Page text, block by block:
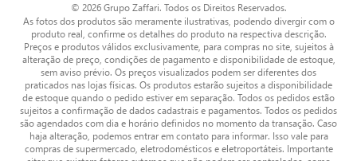
© 2026 Grupo Zaffari. Todos os Direitos Reservados.
As fotos dos produtos são meramente ilustrativas, podendo divergir com o
produto real, confirme os detalhes do produto na respectiva descrição.
Preços e produtos válidos exclusivamente, para compras no site, sujeitos à
alteração de preço, condições de pagamento e disponibilidade de estoque,
sem aviso prévio. Os preços visualizados podem ser diferentes dos
praticados nas lojas físicas. Os produtos estarão sujeitos a disponibilidade
de estoque quando o pedido estiver em separação. Todos os pedidos estão
sujeitos a confirmação de dados cadastrais e pagamentos. Todos os pedidos
são agendados com dia e horário definidos no momento da transação. Caso
haja alteração, podemos entrar em contato para informar. Isso vale para
compras de supermercado, eletrodomésticos e eletroportáteis. Importante